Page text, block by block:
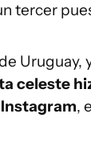
tercer
Uruguay,
celeste
,